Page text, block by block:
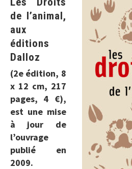
de l’animal,
aux
éditions
Dalloz
(2e édition, 8
x 12 cm, 217
pages, 4 €),
est une mise
à jour de
l’ouvrage
publié en
2009.